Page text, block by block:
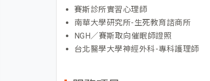
賽斯診所實習心理師
南華大學研究所-生死教育諮商所
NGH／賽斯取向催眠師證照
台北醫學大學神經外科-專科護理師